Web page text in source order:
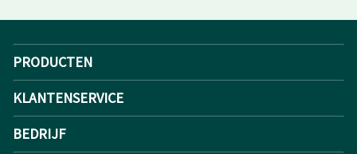
PRODUCTEN
KLANTENSERVICE
BEDRIJF